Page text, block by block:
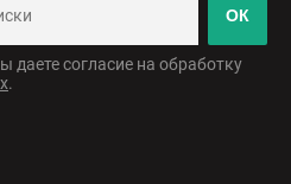
ОК
согласие на обработку
.